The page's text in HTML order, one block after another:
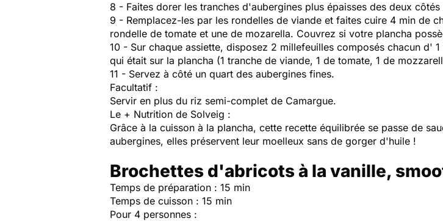
8 - Faites dorer les tranches d'aubergines plus épaisses des deux
9 - Remplacez-les par les rondelles de viande et faites cuire 4 min de
rondelle de tomate et une de mozarella. Couvrez si votre plancha
10 - Sur chaque assiette, disposez 2 millefeuilles composés chacun d'
qui était sur la plancha (1 tranche de viande, 1 de tomate, 1 de
11 - Servez à côté un quart des aubergines fines.
Facultatif :
Servir en plus du riz semi-complet de Camargue.
Le + Nutrition de Solveig :
Grâce à la cuisson à la plancha, cette recette équilibrée se passe de
aubergines, elles préservent leur moelleux sans de gorger d'huile !
Brochettes d'abricots à la vanille,
Temps de préparation : 15 min
Temps de cuisson : 15 min
Pour 4 personnes :